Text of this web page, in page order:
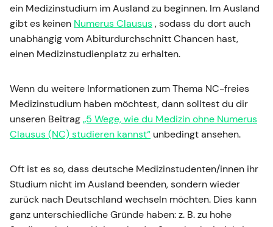
ein Medizinstudium im Ausland zu beginnen. Im Ausland
gibt es keinen Numerus Clausus, sodass du dort auch
unabhängig vom Abiturdurchschnitt Chancen hast,
einen Medizinstudienplatz zu erhalten.
Wenn du weitere Informationen zum Thema NC-freies
Medizinstudium haben möchtest, dann solltest du dir
unseren Beitrag„5 Wege, wie du Medizin ohne Numerus
Clausus (NC) studieren kannst“ unbedingt ansehen.
Oft ist es so, dass deutsche Medizinstudenten/innen ihr
Studium nicht im Ausland beenden, sondern wieder
zurück nach Deutschland wechseln möchten. Dies kann
ganz unterschiedliche Gründe haben: z. B. zu hohe